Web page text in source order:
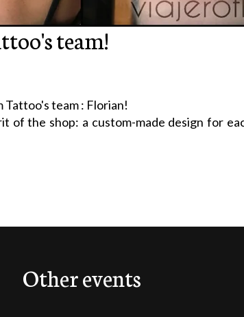
team!
team : Florian!
of the shop: a custom-made design for
Other events